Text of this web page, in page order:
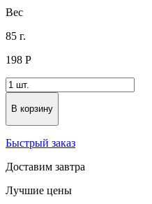
Вес
85 г.
198 Р
В корзину
Быстрый заказ
Доставим завтра
Лучшие цены